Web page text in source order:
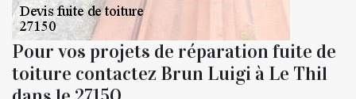
Pour vos projets de réparation fuite de
toiture contactez Brun Luigi à Le Thil